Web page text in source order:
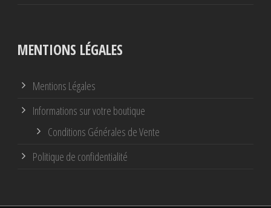
MENTIONS LÉGALES
Mentions Légales
Informations sur votre boutique
Conditions Générales de Vente
Politique de confidentialité